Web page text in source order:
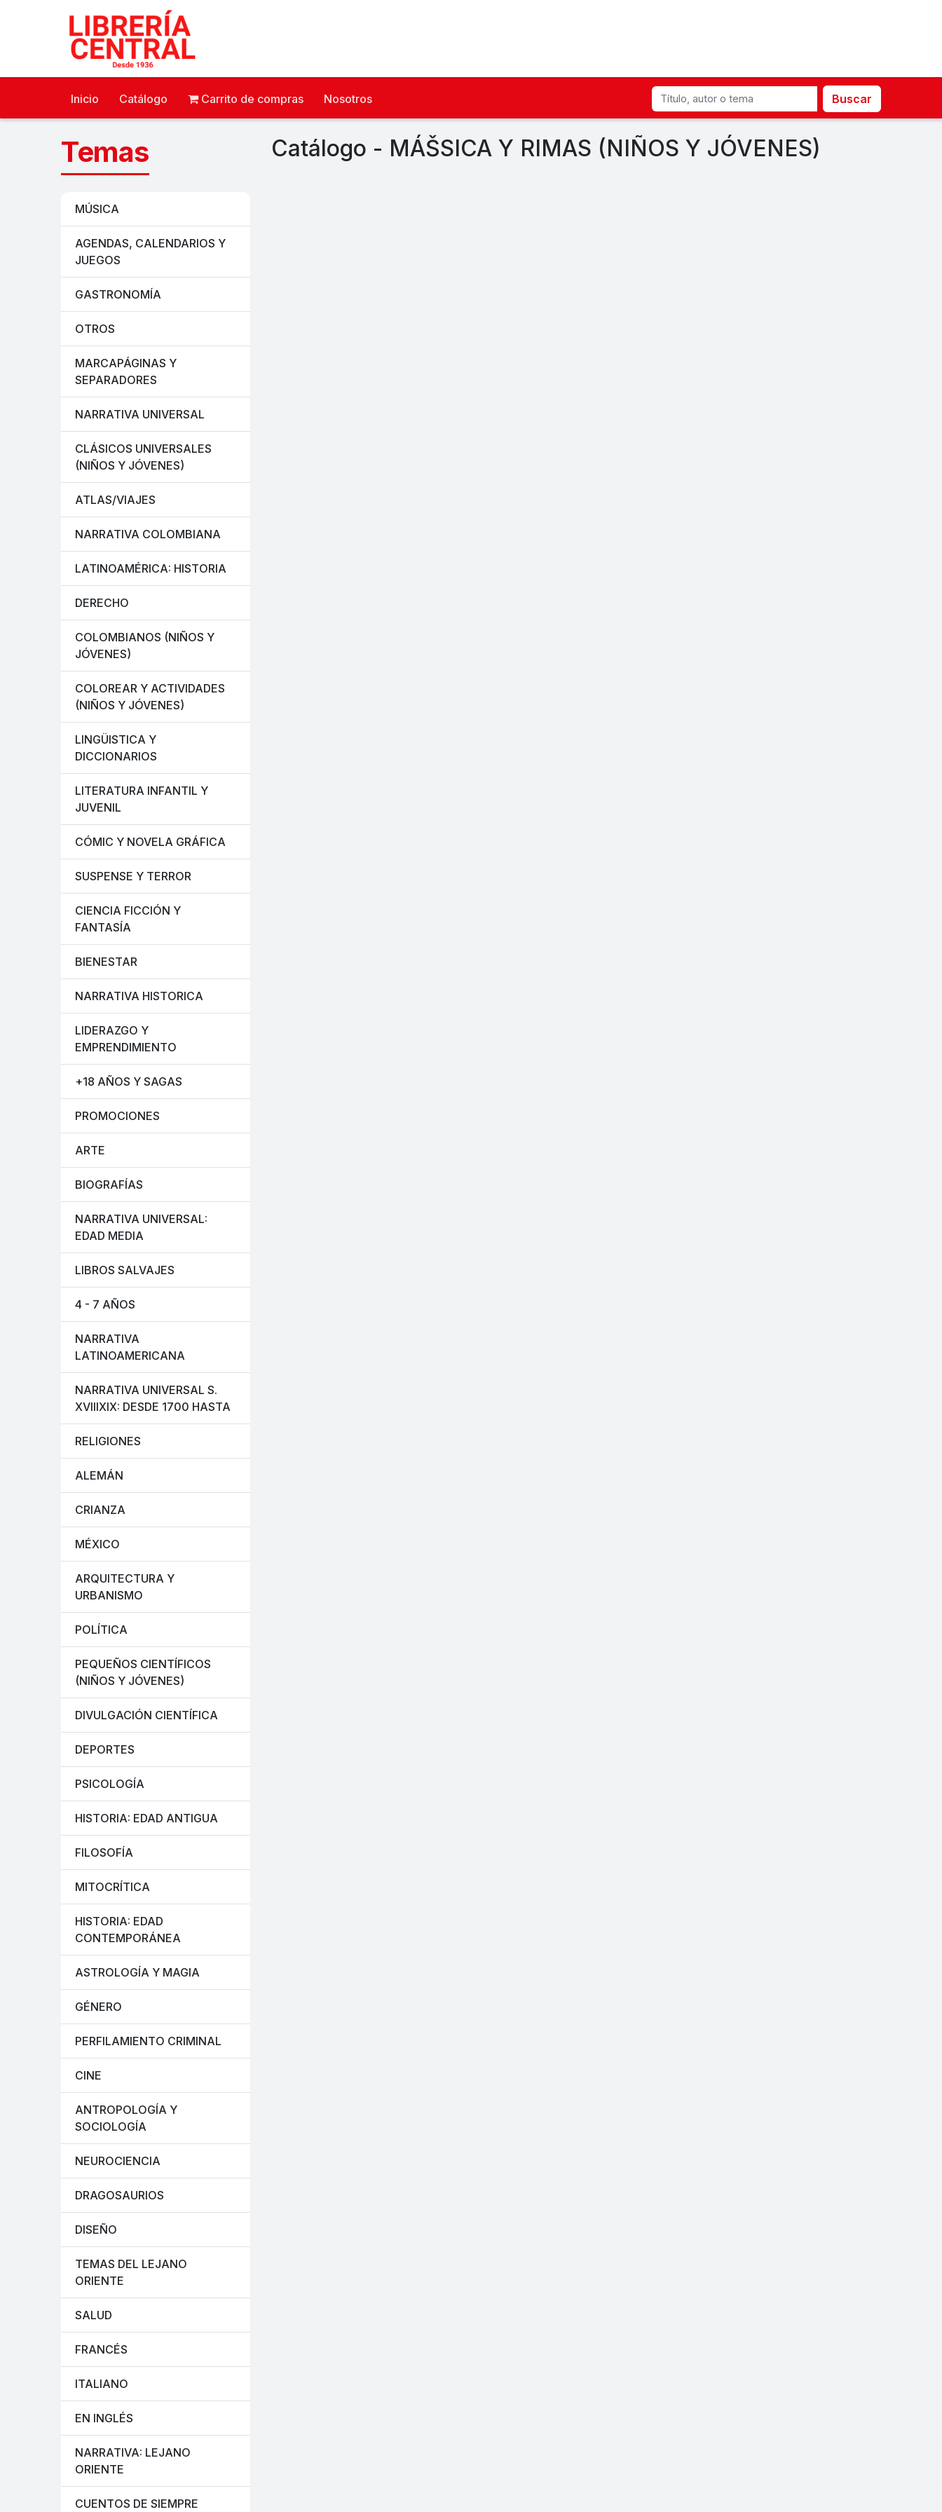
Inicio Catálogo Carrito de compras Nosotros Buscar
Temas
MÚSICA
AGENDAS, CALENDARIOS Y
JUEGOS
GASTRONOMÍA
OTROS
MARCAPÁGINAS Y
SEPARADORES
NARRATIVA UNIVERSAL
CLÁSICOS UNIVERSALES
(NIÑOS Y JÓVENES)
ATLAS/VIAJES
NARRATIVA COLOMBIANA
LATINOAMÉRICA: HISTORIA
DERECHO
COLOMBIANOS (NIÑOS Y
JÓVENES)
COLOREAR Y ACTIVIDADES
(NIÑOS Y JÓVENES)
LINGÜISTICA Y
DICCIONARIOS
LITERATURA INFANTIL Y
JUVENIL
CÓMIC Y NOVELA GRÁFICA
SUSPENSE Y TERROR
CIENCIA FICCIÓN Y
FANTASÍA
BIENESTAR
NARRATIVA HISTORICA
LIDERAZGO Y
EMPRENDIMIENTO
+18 AÑOS Y SAGAS
PROMOCIONES
ARTE
BIOGRAFÍAS
NARRATIVA UNIVERSAL:
EDAD MEDIA
LIBROS SALVAJES
4 - 7 AÑOS
NARRATIVA
LATINOAMERICANA
NARRATIVA UNIVERSAL S.
XVIIIXIX: DESDE 1700 HASTA
RELIGIONES
ALEMÁN
CRIANZA
MÉXICO
ARQUITECTURA Y
URBANISMO
POLÍTICA
PEQUEÑOS CIENTÍFICOS
(NIÑOS Y JÓVENES)
DIVULGACIÓN CIENTÍFICA
DEPORTES
PSICOLOGÍA
HISTORIA: EDAD ANTIGUA
FILOSOFÍA
MITOCRÍTICA
HISTORIA: EDAD
CONTEMPORÁNEA
ASTROLOGÍA Y MAGIA
GÉNERO
PERFILAMIENTO CRIMINAL
CINE
ANTROPOLOGÍA Y
SOCIOLOGÍA
NEUROCIENCIA
DRAGOSAURIOS
DISEÑO
TEMAS DEL LEJANO
ORIENTE
SALUD
FRANCÉS
ITALIANO
EN INGLÉS
NARRATIVA: LEJANO
ORIENTE
CUENTOS DE SIEMPRE
Catálogo - MÁŠSICA Y RIMAS (NIÑOS Y JÓVENES)